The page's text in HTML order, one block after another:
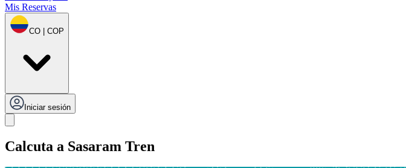
Mis Reservas
CO | COP
Iniciar sesión
Calcuta a Sasaram Tren